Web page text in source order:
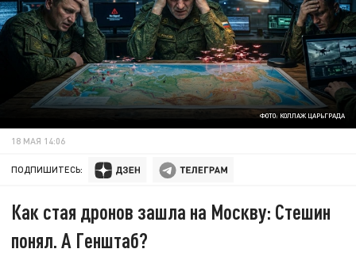
ФОТО: КОЛЛАЖ ЦАРЬГРАДА
18 МАЯ 14:06
ПОДПИШИТЕСЬ:
Как стая дронов зашла на Москву: Стешин
понял. А Генштаб?